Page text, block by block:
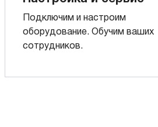
Подключим и настроим
оборудование. Обучим ваших
сотрудников.